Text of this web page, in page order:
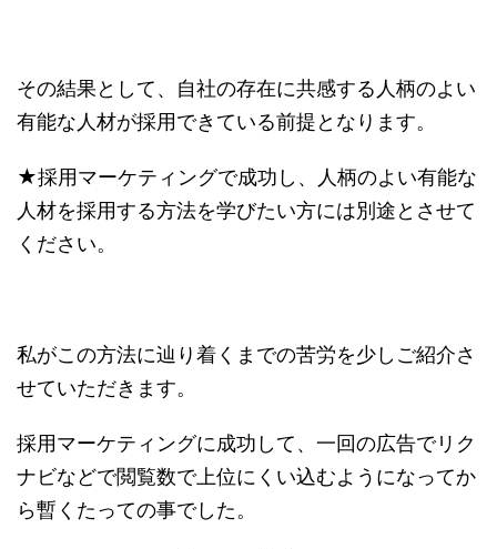
その結果として、自社の存在に共感する人柄のよい
有能な人材が採用できている前提となります。
★採用マーケティングで成功し、人柄のよい有能な
人材を採用する方法を学びたい方には別途とさせて
ください。
私がこの方法に辿り着くまでの苦労を少しご紹介さ
せていただきます。
採用マーケティングに成功して、一回の広告でリク
ナビなどで閲覧数で上位にくい込むようになってか
ら暫くたっての事でした。